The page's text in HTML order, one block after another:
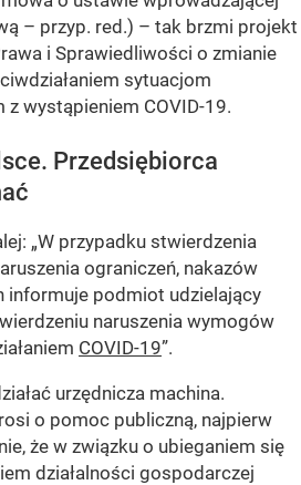
– przyp. red.) – tak brzmi projekt
i Sprawiedliwości o zmianie
sytuacjom
z wystąpieniem COVID-19.
Przedsiębiorca
„W przypadku stwierdzenia
ograniczeń, nakazów
informuje podmiot udzielający
naruszenia wymogów
COVID-19”.
urzędnicza machina.
o pomoc publiczną, najpierw
że w związku o ubieganiem się
działalności gospodarczej